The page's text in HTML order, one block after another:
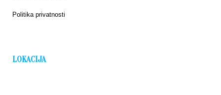
Politika privatnosti
LOKACIJA